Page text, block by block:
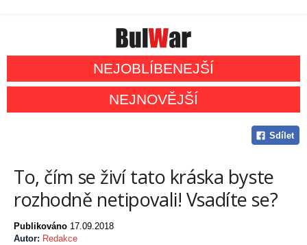
NEJOBLÍBENEJŠÍ
NEJNOVĚJŠÍ
Sdílet
To, čím se živí tato kráska byste
rozhodně netipovali! Vsadíte se?
Publikováno 17.09.2018
Autor: Redakce